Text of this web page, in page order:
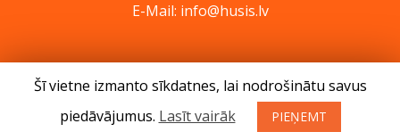
E-Mail: info@husis.lv
Akcijas
Serviss
Šī vietne izmanto sīkdatnes, lai nodrošinātu savus
piedāvājumus. Lasīt vairāk PIEŅEMT